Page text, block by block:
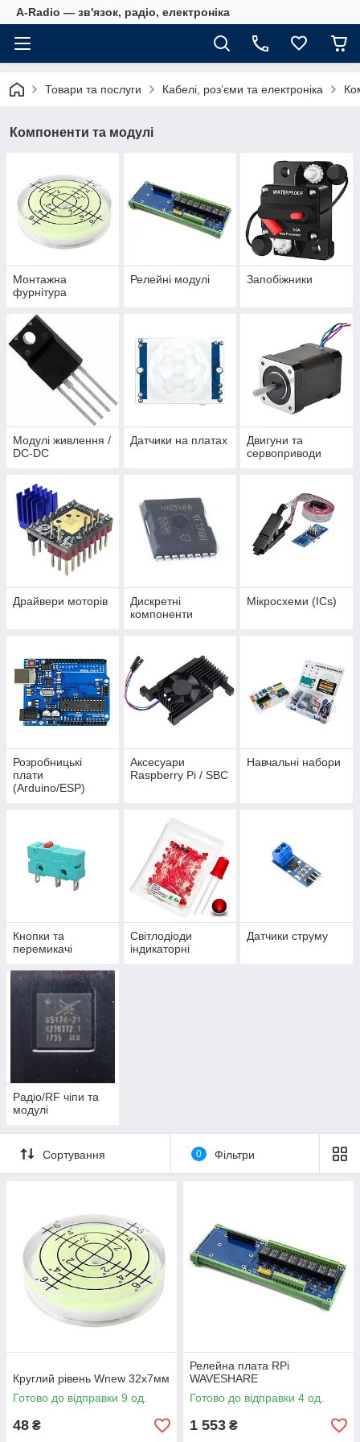
A-Radio — зв'язок, радіо, електроніка
Товари та послуги Кабелі, роз’єми та електроніка
Компоненти та модулі
Монтажна
фурнітура
Релейні модулі Запобіжники
Модулі живлення /
DC-DC
Датчики на платах
Двигуни та
сервоприводи
Драйвери моторів
Дискретні
компоненти
Мікросхеми (ICs)
Розробницькі
плати
(Arduino/ESP)
Аксесуари
Raspberry Pi / SBC
Навчальні набори
Кнопки та
перемикачі
Світлодіоди
індикаторні
Датчики струму
Радіо/RF чіпи та
модулі
Сортування 0 Фільтри
Круглий рівень Wnew 32х7мм
Готово до відправки 9 од.
48 ₴
Релейна плата RPi
WAVESHARE
Готово до відправки 4 од.
1 553 ₴